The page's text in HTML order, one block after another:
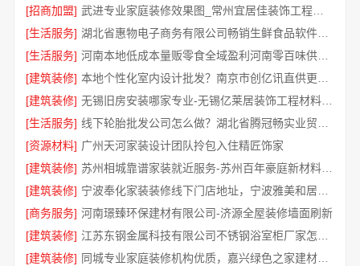
[招商加盟]
武进专业家庭装修效果图_常州宜居佳装饰工程有限公司
[生活服务]
湖北省惠物电子商务有限公司畅销生鲜食品软件功能解析
[生活服务]
河南本地低成本量贩零食全域盈利河南零百味供应链有限公司
[建筑装修]
[建筑装修]
无锡旧房安装哪家专业-无锡亿莱居装饰工程材料有限公司
[生活服务]
[资源材料] 广州天河家装设计团队拎包入住精匠饰家
[建筑装修]
苏州相城靠谱家装就近服务-苏州百年豪庭新材料有限公司
[建筑装修]
[商务服务] 河南璟臻环保建材有限公司-济源全屋装修墙面刷新
[建筑装修]
[建筑装修]
同城专业家庭装修机构优质，嘉兴绿色之家建材科技有限公司